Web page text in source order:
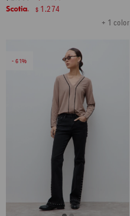
+ 1 color
$ 1.274
61